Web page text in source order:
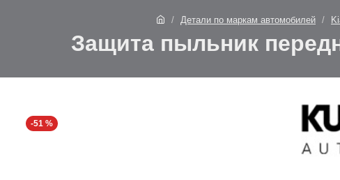
Детали по маркам автомобилей
Защита пыльник
-51 %